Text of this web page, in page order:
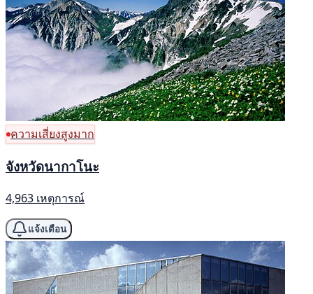
ความเสี่ยงสูงมาก
จังหวัดนากาโนะ
4,963 เหตุการณ์
แจ้งเตือน